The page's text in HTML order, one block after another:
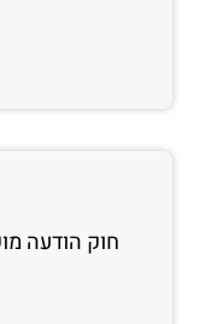
חוק הודעה